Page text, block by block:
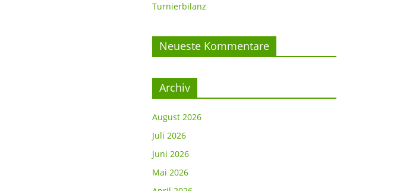
Turnierbilanz
Neueste Kommentare
Archiv
August 2026
Juli 2026
Juni 2026
Mai 2026